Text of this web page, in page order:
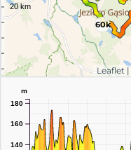
60k
Leaflet |
140
160
180
m